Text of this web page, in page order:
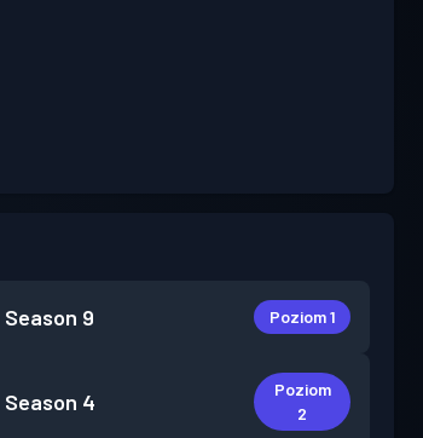
Season 9 Poziom 1
Season 4
Poziom
2